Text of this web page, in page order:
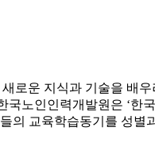
운 지식과 기술을 배
노인인력개발원은 ‘한
의 교육학습동기를 성별